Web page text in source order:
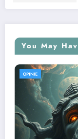
You May
OPINIE